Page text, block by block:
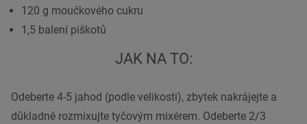
120 g moučkového cukru
1,5 balení piškotů
JAK NA TO:
Odeberte 4-5 jahod (podle velikosti), zbytek nakrájejte a
důkladně rozmixujte tyčovým mixérem. Odeberte 2/3